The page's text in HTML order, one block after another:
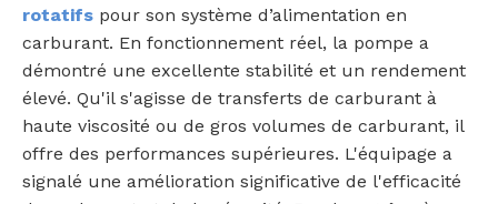
rotatifs pour son système d’alimentation en
carburant. En fonctionnement réel, la pompe a
démontré une excellente stabilité et un rendement
élevé. Qu'il s'agisse de transferts de carburant à
haute viscosité ou de gros volumes de carburant, il
offre des performances supérieures. L'équipage a
signalé une amélioration significative de l'efficacité